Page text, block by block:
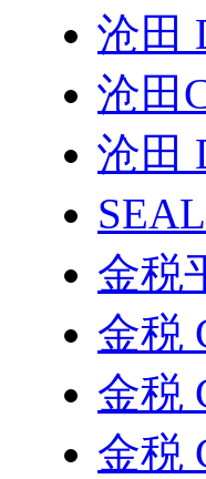
沧田
沧田
沧田
金税
金税
金税
金税